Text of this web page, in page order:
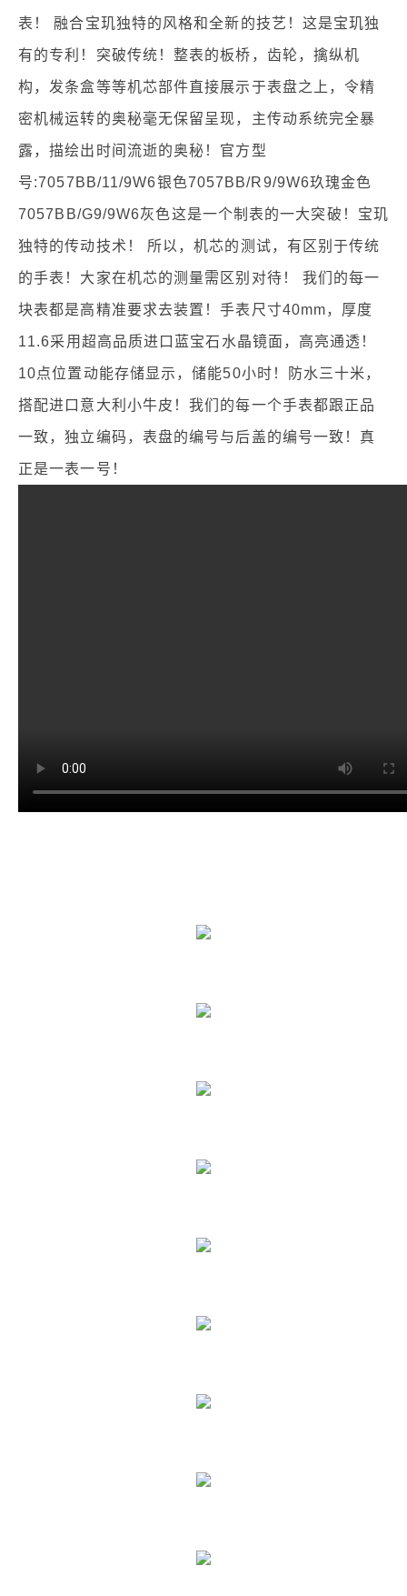
表！ 融合宝玑独特的风格和全新的技艺！这是宝玑独
有的专利！突破传统！整表的板桥，齿轮，擒纵机
构，发条盒等等机芯部件直接展示于表盘之上，令精
密机械运转的奥秘毫无保留呈现，主传动系统完全暴
露，描绘出时间流逝的奥秘！官方型
号:7057BB/11/9W6银色7057BB/R9/9W6玖瑰金色
7057BB/G9/9W6灰色这是一个制表的一大突破！宝玑
独特的传动技术！ 所以，机芯的测试，有区别于传统
的手表！大家在机芯的测量需区别对待！ 我们的每一
块表都是高精准要求去装置！手表尺寸40mm，厚度
11.6采用超高品质进口蓝宝石水晶镜面，高亮通透！
10点位置动能存储显示，储能50小时！防水三十米，
搭配进口意大利小牛皮！我们的每一个手表都跟正品
一致，独立编码，表盘的编号与后盖的编号一致！真
正是一表一号！